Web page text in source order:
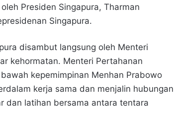
Presiden Singapura, Tharman
Singapura.
disambut langsung oleh Menteri
kehormatan. Menteri Pertahanan
kepemimpinan Menhan Prabowo
kerja sama dan menjalin hubungan
dan latihan bersama antara tentara